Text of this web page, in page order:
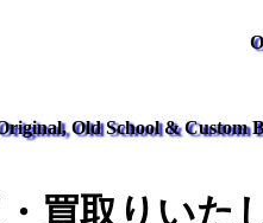
Old School & Custom
買取りいた